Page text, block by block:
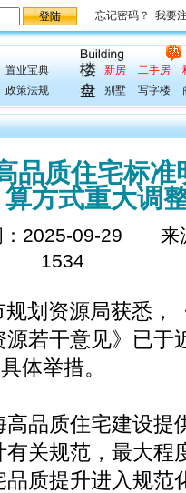
置业宝典
政策法规
新房 二手房
别墅
写字楼
品质住宅标
算方式重大调
2025-09-29 来
1534
划资源局获悉，
若干意见》已于
体举措。
品质住宅建设提
关规范，最大程
质提升进入规范